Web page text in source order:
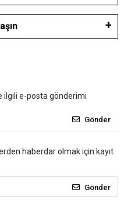
ilgili e-posta gönderimi
Gönder
haberdar olmak için kayıt
Gönder